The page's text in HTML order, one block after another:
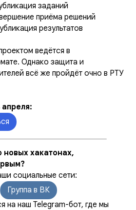
заданий
приёма решений
результатов
ведётся в
Однако защита и
всё же пройдёт очно в РТУ
апреля:
новых хакатонах,
социальные сети:
Группа в ВК
на наш Telegram-бот, где мы